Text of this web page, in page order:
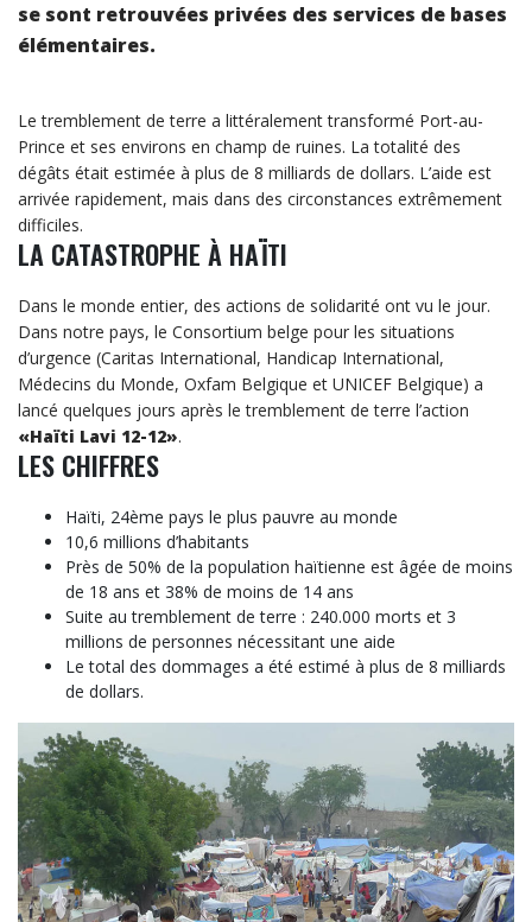
se sont retrouvées privées des services de bases
élémentaires.
Le tremblement de terre a littéralement transformé Port-au-
Prince et ses environs en champ de ruines. La totalité des
dégâts était estimée à plus de 8 milliards de dollars. L’aide est
arrivée rapidement, mais dans des circonstances extrêmement
difficiles.
LA CATASTROPHE À HAÏTI
Dans le monde entier, des actions de solidarité ont vu le jour.
Dans notre pays, le Consortium belge pour les situations
d’urgence (Caritas International, Handicap International,
Médecins du Monde, Oxfam Belgique et UNICEF Belgique) a
lancé quelques jours après le tremblement de terre l’action
«Haïti Lavi 12-12».
LES CHIFFRES
Haïti, 24ème pays le plus pauvre au monde
10,6 millions d’habitants
Près de 50% de la population haïtienne est âgée de moins
de 18 ans et 38% de moins de 14 ans
Suite au tremblement de terre : 240.000 morts et 3
millions de personnes nécessitant une aide
Le total des dommages a été estimé à plus de 8 milliards
de dollars.